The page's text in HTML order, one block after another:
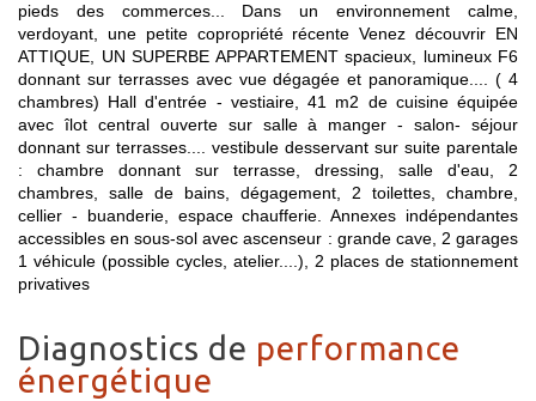
pieds des commerces... Dans un environnement calme,
verdoyant, une petite copropriété récente Venez découvrir EN
ATTIQUE, UN SUPERBE APPARTEMENT spacieux, lumineux F6
donnant sur terrasses avec vue dégagée et panoramique.... ( 4
chambres) Hall d'entrée - vestiaire, 41 m2 de cuisine équipée
avec îlot central ouverte sur salle à manger - salon- séjour
donnant sur terrasses.... vestibule desservant sur suite parentale
: chambre donnant sur terrasse, dressing, salle d'eau, 2
chambres, salle de bains, dégagement, 2 toilettes, chambre,
cellier - buanderie, espace chaufferie. Annexes indépendantes
accessibles en sous-sol avec ascenseur : grande cave, 2 garages
1 véhicule (possible cycles, atelier....), 2 places de stationnement
privatives
diagnostics de performance
énergétique